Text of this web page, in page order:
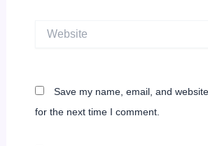
Save my name, email, and
for the next time I comment.